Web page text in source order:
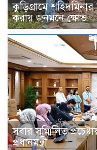
কুড়িগ্রামে
করায় জনমনে ক্ষোভ
সবার সম্মিলিত
প্রধানমন্ত্রী